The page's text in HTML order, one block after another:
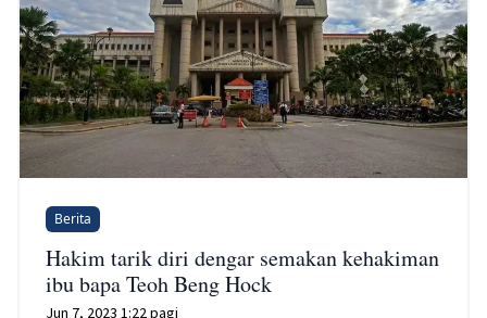
Berita
Hakim tarik diri dengar semakan kehakiman
ibu bapa Teoh Beng Hock
Jun 7, 2023 1:22 pagi